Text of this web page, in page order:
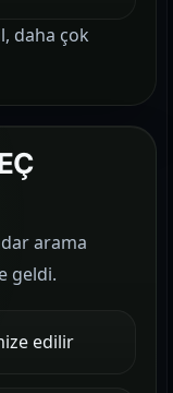
daha çok
arama
geldi.
edilir